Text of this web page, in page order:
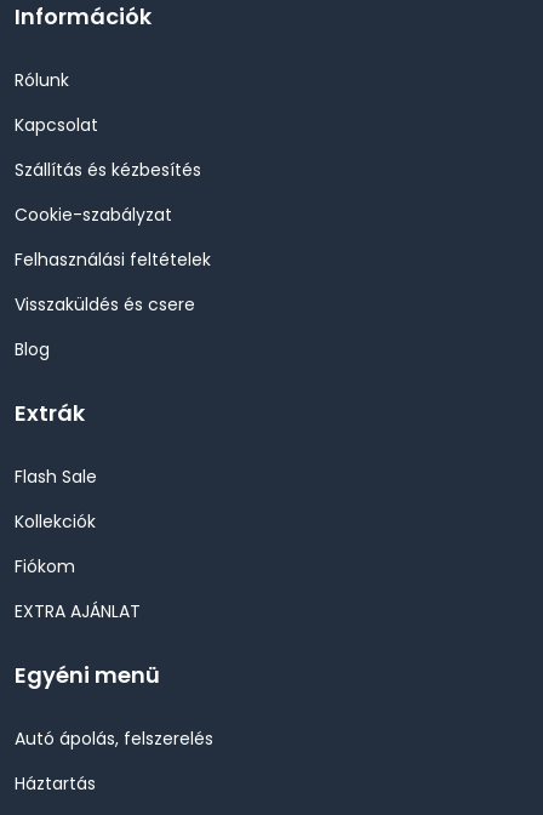
Információk
Rólunk
Kapcsolat
Szállítás és kézbesítés
Cookie-szabályzat
Felhasználási feltételek
Visszaküldés és csere
Blog
Extrák
Flash Sale
Kollekciók
Fiókom
EXTRA AJÁNLAT
Egyéni menü
Autó ápolás, felszerelés
Háztartás